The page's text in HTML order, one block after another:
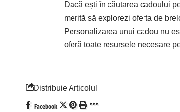
Dacă ești în căutarea cadoului
merită să explorezi oferta de
Personalizarea unui cadou nu
oferă toate resursele necesare
Distribuie Articolul
Facebook